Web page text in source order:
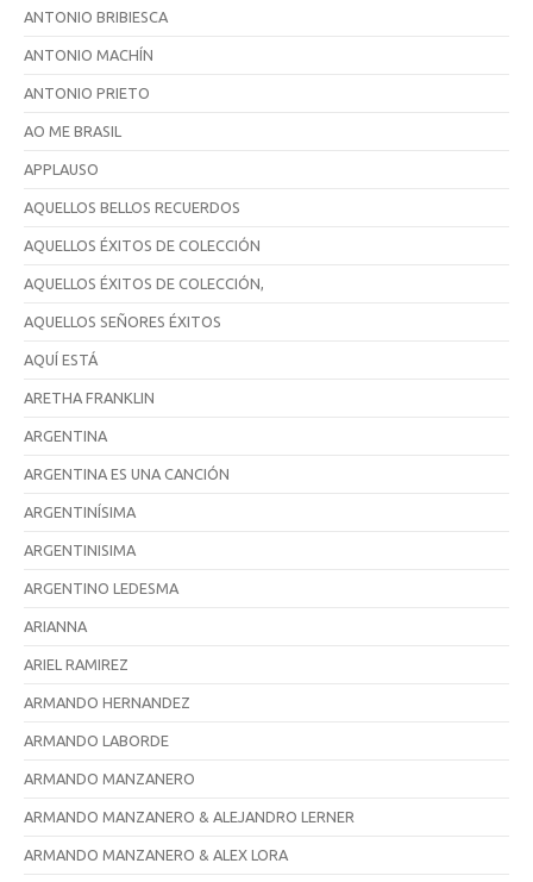
ANTONIO BRIBIESCA
ANTONIO MACHÍN
ANTONIO PRIETO
AO ME BRASIL
APPLAUSO
AQUELLOS BELLOS RECUERDOS
AQUELLOS ÉXITOS DE COLECCIÓN
AQUELLOS ÉXITOS DE COLECCIÓN,
AQUELLOS SEÑORES ÉXITOS
AQUÍ ESTÁ
ARETHA FRANKLIN
ARGENTINA
ARGENTINA ES UNA CANCIÓN
ARGENTINÍSIMA
ARGENTINISIMA
ARGENTINO LEDESMA
ARIANNA
ARIEL RAMIREZ
ARMANDO HERNANDEZ
ARMANDO LABORDE
ARMANDO MANZANERO
ARMANDO MANZANERO & ALEJANDRO LERNER
ARMANDO MANZANERO & ALEX LORA